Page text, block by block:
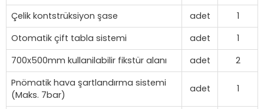
Çelik kontstrüksiyon şase
adet
1
Otomatik çift tabla sistemi
adet
1
700x500mm kullanilabilir fikstür alanı
adet
2
Pnömatik hava şartlandırma sistemi
(Maks. 7bar)
adet 1